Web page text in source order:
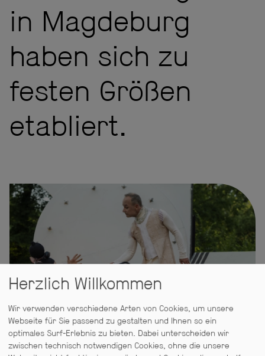
in Magdeburg
haben sich zu
festen Größen
etabliert.
Herzlich Willkommen
Wir verwenden verschiedene Arten von Cookies, um unsere
Webseite für Sie passend zu gestalten und Ihnen so ein
optimales Surf-Erlebnis zu bieten. Dabei unterscheiden wir
zwischen technisch notwendigen Cookies, ohne die unsere